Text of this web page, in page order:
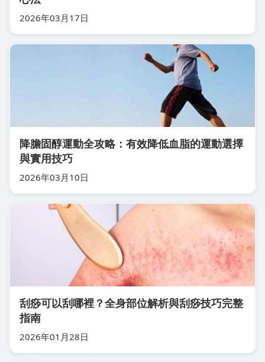
2026年03月17日
降膽固醇運動全攻略：有效降低血脂的運動選擇
與實用技巧
2026年03月10日
刮痧可以刮哪裡？全身部位解析與刮痧技巧完整
指南
2026年01月28日